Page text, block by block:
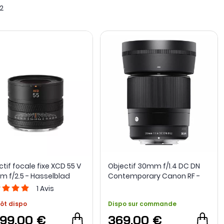
T.
et Ronin 4D, ainsi que des focales Laowa et Samyang
conserve un angle de vue autour duquel se construit
focale fixe XCD 55 V
f/2.5 - Hasselblad
1 Avis
dispo
€
Objectif 30mm f/1.4 DC DN
Contemporary Canon RF -
Dispo sur commande
369,00 €